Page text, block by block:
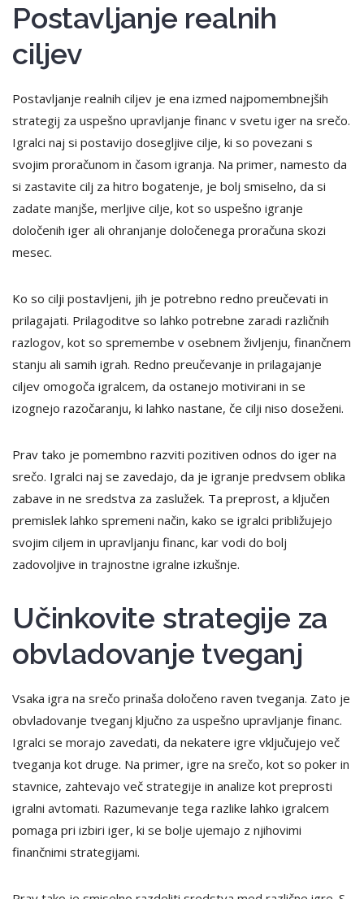
Postavljanje realnih
ciljev
Postavljanje realnih ciljev je ena izmed najpomembnejših
strategij za uspešno upravljanje financ v svetu iger na srečo.
Igralci naj si postavijo dosegljive cilje, ki so povezani s
svojim proračunom in časom igranja. Na primer, namesto da
si zastavite cilj za hitro bogatenje, je bolj smiselno, da si
zadate manjše, merljive cilje, kot so uspešno igranje
določenih iger ali ohranjanje določenega proračuna skozi
mesec.
Ko so cilji postavljeni, jih je potrebno redno preučevati in
prilagajati. Prilagoditve so lahko potrebne zaradi različnih
razlogov, kot so spremembe v osebnem življenju, finančnem
stanju ali samih igrah. Redno preučevanje in prilagajanje
ciljev omogoča igralcem, da ostanejo motivirani in se
izognejo razočaranju, ki lahko nastane, če cilji niso doseženi.
Prav tako je pomembno razviti pozitiven odnos do iger na
srečo. Igralci naj se zavedajo, da je igranje predvsem oblika
zabave in ne sredstva za zaslužek. Ta preprost, a ključen
premislek lahko spremeni način, kako se igralci približujejo
svojim ciljem in upravljanju financ, kar vodi do bolj
zadovoljive in trajnostne igralne izkušnje.
Učinkovite strategije za
obvladovanje tveganj
Vsaka igra na srečo prinaša določeno raven tveganja. Zato je
obvladovanje tveganj ključno za uspešno upravljanje financ.
Igralci se morajo zavedati, da nekatere igre vključujejo več
tveganja kot druge. Na primer, igre na srečo, kot so poker in
stavnice, zahtevajo več strategije in analize kot preprosti
igralni avtomati. Razumevanje tega razlike lahko igralcem
pomaga pri izbiri iger, ki se bolje ujemajo z njihovimi
finančnimi strategijami.